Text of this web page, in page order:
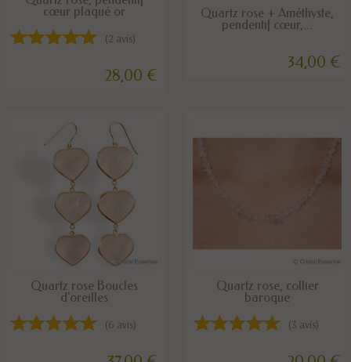
cœur plaqué or
(2 avis)
28,00 €
DISPONIBLE
Quartz rose + Améthyste,
pendentif cœur,...
34,00 €
DISPONIBLE
Quartz rose Boucles
d'oreilles
(6 avis)
DISPONIBLE
Quartz rose, collier
baroque
(3 avis)